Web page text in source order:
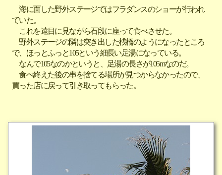
海に面した野外ステージではフラダンスのショーが行われ
ていた。
これを遠目に見ながら石段に座って食べさせた。
野外ステージの隣は突き出した桟橋のようになったところ
で、ほっとふっと105という細長い足湯になっている。
なんで105なのかというと、足湯の長さが105mなのだ。
食べ終えた後の串を捨てる場所が見つからなかったので、
買った店に戻って引き取ってもらった。